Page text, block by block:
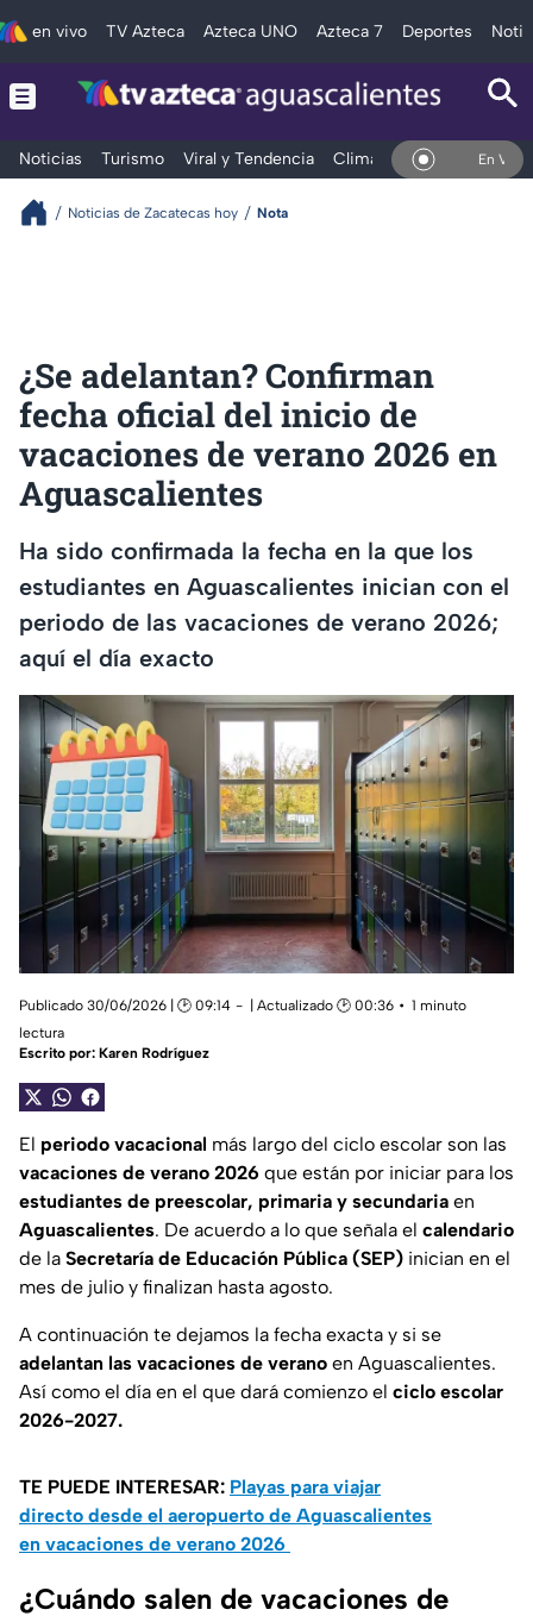
en vivo TV Azteca Azteca UNO Azteca 7 Deportes
Noticias Turismo Viral y Tendencia Clima Deportes En Vivo
Noticias de Zacatecas hoy Nota
¿Se adelantan? Confirman
fecha oficial del inicio de
vacaciones de verano 2026 en
Aguascalientes
Ha sido confirmada la fecha en la que los
estudiantes en Aguascalientes inician con el
periodo de las vacaciones de verano 2026;
aquí el día exacto
Publicado 30/06/2026 | 🕑 09:14 | Actualizado 🕑 00:36
1 minuto
lectura
Escrito por: Karen Rodríguez
El periodo vacacional más largo del ciclo escolar son las
vacaciones de verano 2026 que están por iniciar para los
estudiantes de preescolar, primaria y secundaria en
Aguascalientes. De acuerdo a lo que señala el calendario
de la Secretaría de Educación Pública (SEP) inician en el
mes de julio y finalizan hasta agosto.
A continuación te dejamos la fecha exacta y si se
adelantan las vacaciones de verano en Aguascalientes.
Así como el día en el que dará comienzo el ciclo escolar
2026-2027.
TE PUEDE INTERESAR: Playas para viajar
directo desde el aeropuerto de Aguascalientes
en vacaciones de verano 2026
¿Cuándo salen de vacaciones de